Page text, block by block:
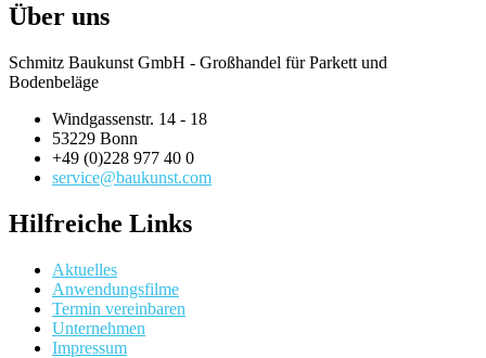
Über uns
Schmitz Baukunst GmbH - Großhandel für Parkett und
Bodenbeläge
Windgassenstr. 14 - 18
53229 Bonn
+49 (0)228 977 40 0
service@baukunst.com
Hilfreiche Links
Aktuelles
Anwendungsfilme
Termin vereinbaren
Unternehmen
Impressum